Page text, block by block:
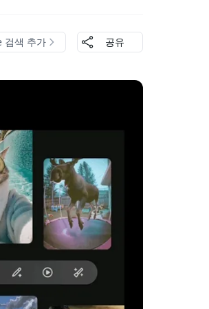
검색 추가 공유